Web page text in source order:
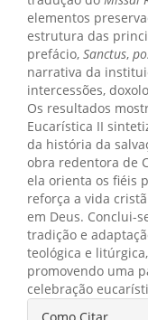
elementos
estrutura das
prefácio, Sanctus,
narrativa da
intercessões,
Os resultados
Eucarística II
da história da
obra redentora de
ela orienta os fiéis
reforça a vida
em Deus. Conclui-
tradição e
teológica e
promovendo uma
celebração
Detalhes